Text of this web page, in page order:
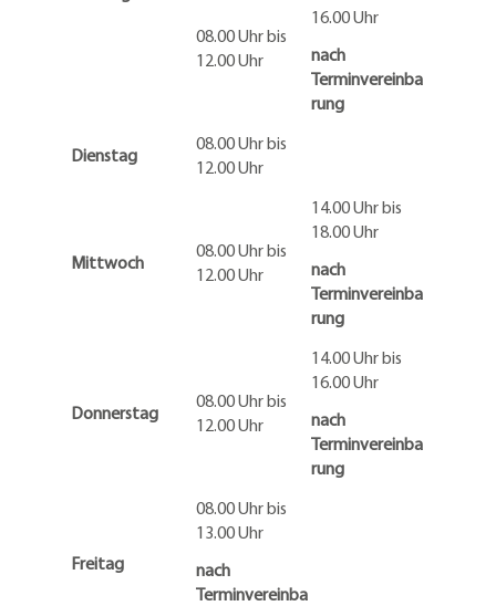
08.00 Uhr bis
12.00 Uhr
16.00 Uhr
nach
Terminvereinba
rung
Dienstag
08.00 Uhr bis
12.00 Uhr
Mittwoch
08.00 Uhr bis
12.00 Uhr
14.00 Uhr bis
18.00 Uhr
nach
Terminvereinba
rung
Donnerstag
08.00 Uhr bis
12.00 Uhr
14.00 Uhr bis
16.00 Uhr
nach
Terminvereinba
rung
Freitag
08.00 Uhr bis
13.00 Uhr
nach
Terminvereinba